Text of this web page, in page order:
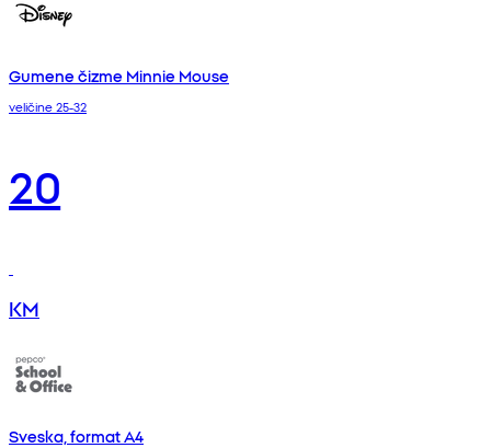
Gumene čizme Minnie Mouse
veličine 25-32
20
KM
Sveska, format A4